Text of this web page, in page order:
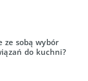
ze sobą wybór
do kuchni?